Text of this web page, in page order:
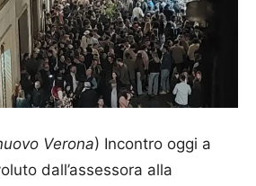
Verona) Incontro oggi a
dall’assessora alla